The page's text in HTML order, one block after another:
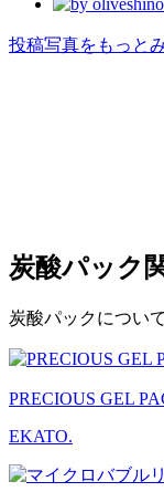
投稿写真をもっと
炭酸パック
炭酸パックについ
PRECIOUS GEL
EKATO.